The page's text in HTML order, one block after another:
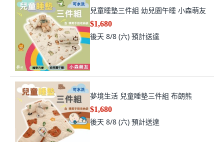
兒童睡墊三件組 幼兒園午睡 小森萌友
$1,680
後天 8/8 (六) 預計送達
夢境生活 兒童睡墊三件組 布朗熊
$1,680
後天 8/8 (六) 預計送達